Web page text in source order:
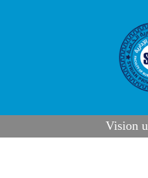
Vision